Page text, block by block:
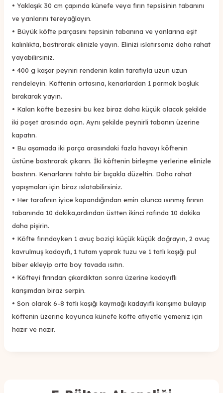
• Yaklaşık 30 cm çapında künefe veya fırın tepsisinin tabanını
ve yanlarını tereyağlayın.
• Büyük köfte parçasını tepsinin tabanına ve yanlarına eşit
kalınlıkta, bastırarak elinizle yayın. Elinizi ıslatırsanız daha rahat
yayabilirsiniz.
• 400 g kaşar peyniri rendenin kalın tarafıyla uzun uzun
rendeleyin. Köftenin ortasına, kenarlardan 1 parmak boşluk
bırakarak yayın.
• Kalan köfte bezesini bu kez biraz daha küçük olacak şekilde
iki poşet arasında açın. Aynı şekilde peynirli tabanın üzerine
kapatın.
• Bu aşamada iki parça arasındaki fazla havayı köftenin
üstüne bastırarak çıkarın. İki köftenin birleşme yerlerine elinizle
bastırın. Kenarlarını tahta bir bıçakla düzeltin. Daha rahat
yapışmaları için biraz ıslatabilirsiniz.
• Her tarafının iyice kapandığından emin olunca ısınmış fırının
tabanında 10 dakika,ardından üstten ikinci rafında 10 dakika
daha pişirin.
• Köfte fırındayken 1 avuç boziçi küçük küçük doğrayın, 2 avuç
kavrulmuş kadayıfı, 1 tutam yaprak tuzu ve 1 tatlı kaşığı pul
biber ekleyip orta boy tavada ısıtın.
• Köfteyi fırından çıkardıktan sonra üzerine kadayıflı
karışımdan biraz serpin.
• Son olarak 6-8 tatlı kaşığı kaymağı kadayıflı karışıma bulayıp
köftenin üzerine koyunca künefe köfte afiyetle yemeniz için
hazır ve nazır.